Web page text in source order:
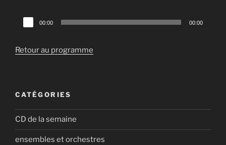
Lecteur
audio
00:00 00:00
Retour au programme
CATÉGORIES
CD de la semaine
ensembles et orchestres